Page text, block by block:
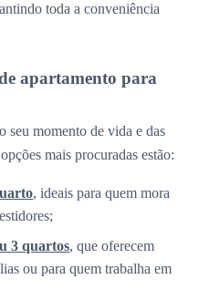
toda a conveniência
apartamento para
seu momento de vida e das
mais procuradas estão:
, ideais para quem mora
3 quartos, que oferecem
ou para quem trabalha em